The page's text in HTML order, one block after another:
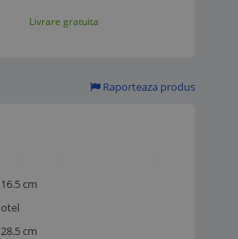
Livrare gratuita
Raporteaza produs
16.5 cm
otel
28.5 cm